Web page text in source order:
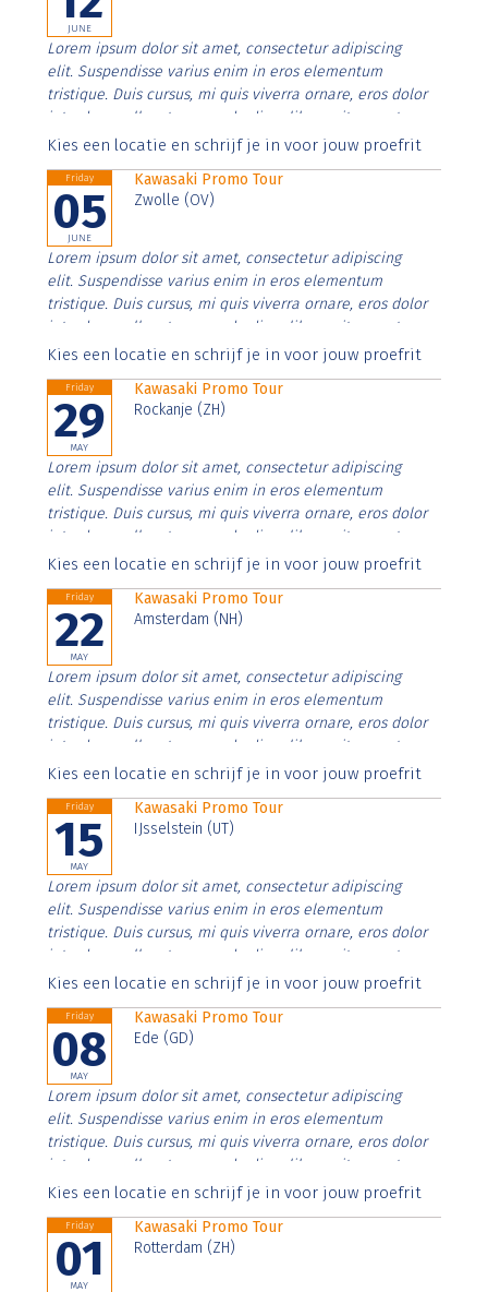
JUNE
Lorem ipsum dolor sit amet, consectetur adipiscing
elit. Suspendisse varius enim in eros elementum
tristique. Duis cursus, mi quis viverra ornare, eros dolor
interdum nulla, ut commodo diam libero vitae erat.
Aenean faucibus nibh et justo cursus id rutrum lorem
Kies een locatie en schrijf je in voor jouw proefrit
Friday
05
JUNE
Kawasaki Promo Tour
Zwolle (OV)
Lorem ipsum dolor sit amet, consectetur adipiscing
elit. Suspendisse varius enim in eros elementum
tristique. Duis cursus, mi quis viverra ornare, eros dolor
interdum nulla, ut commodo diam libero vitae erat.
Aenean faucibus nibh et justo cursus id rutrum lorem
Kies een locatie en schrijf je in voor jouw proefrit
Friday
29
MAY
Kawasaki Promo Tour
Rockanje (ZH)
Lorem ipsum dolor sit amet, consectetur adipiscing
elit. Suspendisse varius enim in eros elementum
tristique. Duis cursus, mi quis viverra ornare, eros dolor
interdum nulla, ut commodo diam libero vitae erat.
Aenean faucibus nibh et justo cursus id rutrum lorem
Kies een locatie en schrijf je in voor jouw proefrit
Friday
22
MAY
Kawasaki Promo Tour
Amsterdam (NH)
Lorem ipsum dolor sit amet, consectetur adipiscing
elit. Suspendisse varius enim in eros elementum
tristique. Duis cursus, mi quis viverra ornare, eros dolor
interdum nulla, ut commodo diam libero vitae erat.
Aenean faucibus nibh et justo cursus id rutrum lorem
Kies een locatie en schrijf je in voor jouw proefrit
Friday
15
MAY
Kawasaki Promo Tour
IJsselstein (UT)
Lorem ipsum dolor sit amet, consectetur adipiscing
elit. Suspendisse varius enim in eros elementum
tristique. Duis cursus, mi quis viverra ornare, eros dolor
interdum nulla, ut commodo diam libero vitae erat.
Aenean faucibus nibh et justo cursus id rutrum lorem
Kies een locatie en schrijf je in voor jouw proefrit
Friday
08
MAY
Kawasaki Promo Tour
Ede (GD)
Lorem ipsum dolor sit amet, consectetur adipiscing
elit. Suspendisse varius enim in eros elementum
tristique. Duis cursus, mi quis viverra ornare, eros dolor
interdum nulla, ut commodo diam libero vitae erat.
Aenean faucibus nibh et justo cursus id rutrum lorem
Kies een locatie en schrijf je in voor jouw proefrit
Friday
01
MAY
Kawasaki Promo Tour
Rotterdam (ZH)